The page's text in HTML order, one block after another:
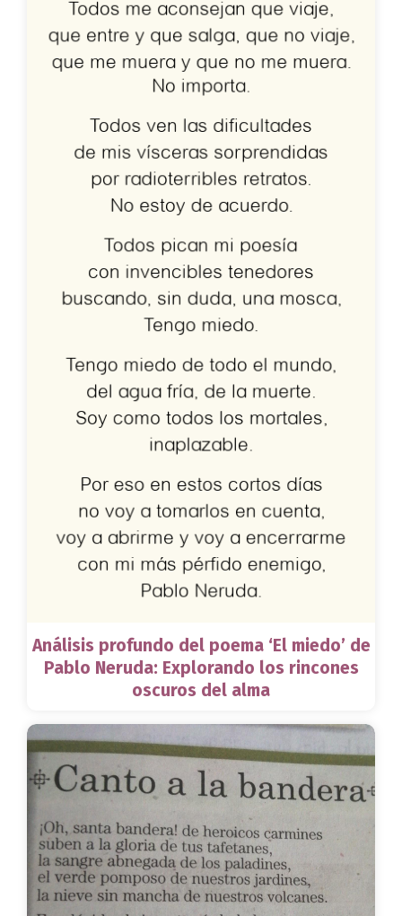
Análisis profundo del poema ‘El miedo’ de
Pablo Neruda: Explorando los rincones
oscuros del alma